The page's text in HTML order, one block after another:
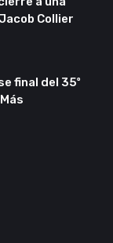
Collier
final del 35º